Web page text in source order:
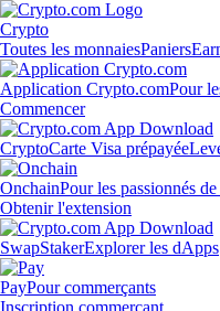
Crypto
Toutes les monnaiesPaniers
Application Crypto.comPour
Commencer
CryptoCarte Visa prépayée
OnchainPour les passionnés
Obtenir l'extension
SwapStakerExplorer les dApps
PayPour commerçants
Inscription commerçant